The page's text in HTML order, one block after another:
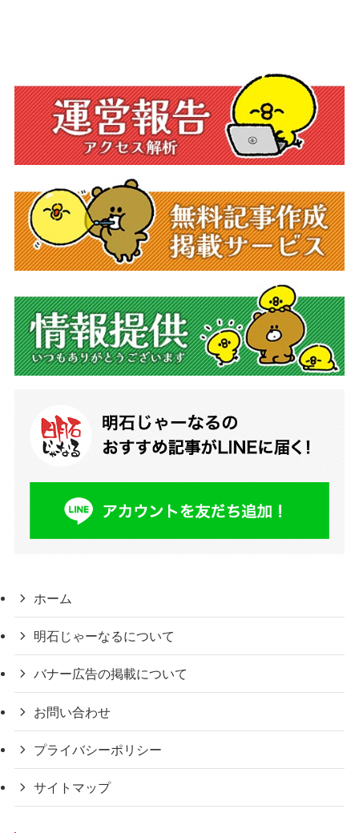
ホーム
明石じゃーなるについて
バナー広告の掲載について
お問い合わせ
プライバシーポリシー
サイトマップ